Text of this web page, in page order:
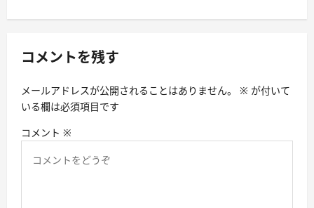
シ
ン
コメントを残す
メールアドレスが公開されることはありません。 ※ が付いて
いる欄は必須項目です
コメント ※